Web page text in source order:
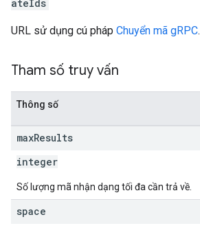
ateIds
URL sử dụng cú pháp Chuyển mã gRPC.
Tham số truy vấn
Thông số
maxResults
integer
Số lượng mã nhận dạng tối đa cần trả về.
space